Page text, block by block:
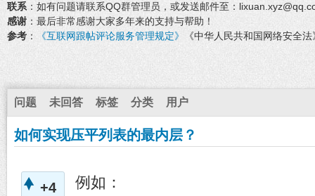
联系 ：如有问题请联系QQ群管理员，或发送邮件至：
感谢 ：最后非常感谢大家多年来的支持与帮助！
参考 ： 《互联网跟帖评论服务管理规定》 《中华人民共和国网络安全
问题 未回答 标签 分类 用户
如何实现压平列表的最内层？
+4 例如：